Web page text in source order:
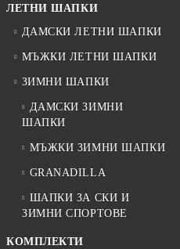
ЛЕТНИ ШАПКИ
ДАМСКИ ЛЕТНИ ШАПКИ
МЪЖКИ ЛЕТНИ ШАПКИ
ЗИМНИ ШАПКИ
ДАМСКИ ЗИМНИ
ШАПКИ
МЪЖКИ ЗИМНИ ШАПКИ
GRANADILLA
ШАПКИ ЗА СКИ И
ЗИМНИ СПОРТОВЕ
КОМПЛЕКТИ